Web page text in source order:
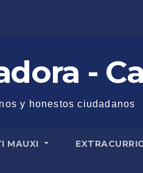
-
y honestos ciudadanos
MAUXI